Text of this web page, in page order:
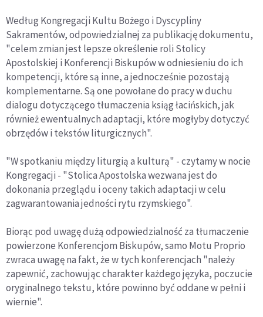
Według Kongregacji Kultu Bożego i Dyscypliny
Sakramentów, odpowiedzialnej za publikację dokumentu,
"celem zmian jest lepsze określenie roli Stolicy
Apostolskiej i Konferencji Biskupów w odniesieniu do ich
kompetencji, które są inne, a jednocześnie pozostają
komplementarne. Są one powołane do pracy w duchu
dialogu dotyczącego tłumaczenia ksiąg łacińskich, jak
również ewentualnych adaptacji, które mogłyby dotyczyć
obrzędów i tekstów liturgicznych".
"W spotkaniu między liturgią a kulturą" - czytamy w nocie
Kongregacji - "Stolica Apostolska wezwana jest do
dokonania przeglądu i oceny takich adaptacji w celu
zagwarantowania jedności rytu rzymskiego".
Biorąc pod uwagę dużą odpowiedzialność za tłumaczenie
powierzone Konferencjom Biskupów, samo Motu Proprio
zwraca uwagę na fakt, że w tych konferencjach "należy
zapewnić, zachowując charakter każdego języka, poczucie
oryginalnego tekstu, które powinno być oddane w pełni i
wiernie".